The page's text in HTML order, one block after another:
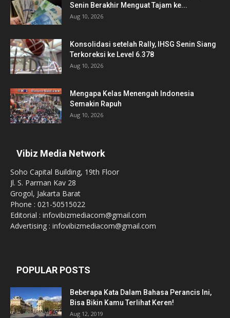
Senin Berakhir Menguat Tajam ke...
Aug 10, 2026
Konsolidasi setelah Rally, IHSG Senin Siang
Terkoreksi ke Level 6.378
Aug 10, 2026
Mengapa Kelas Menengah Indonesia
Semakin Rapuh
Aug 10, 2026
Vibiz Media Network
Soho Capital Building, 19th Floor
Jl. S. Parman Kav 28
Grogol, Jakarta Barat
Phone : 021-50515022
Editorial : infovibizmediacom@gmail.com
Advertising : infovibizmediacom@gmail.com
POPULAR POSTS
Beberapa Kata Dalam Bahasa Perancis Ini,
Bisa Bikin Kamu Terlihat Keren!
Aug 12, 2019